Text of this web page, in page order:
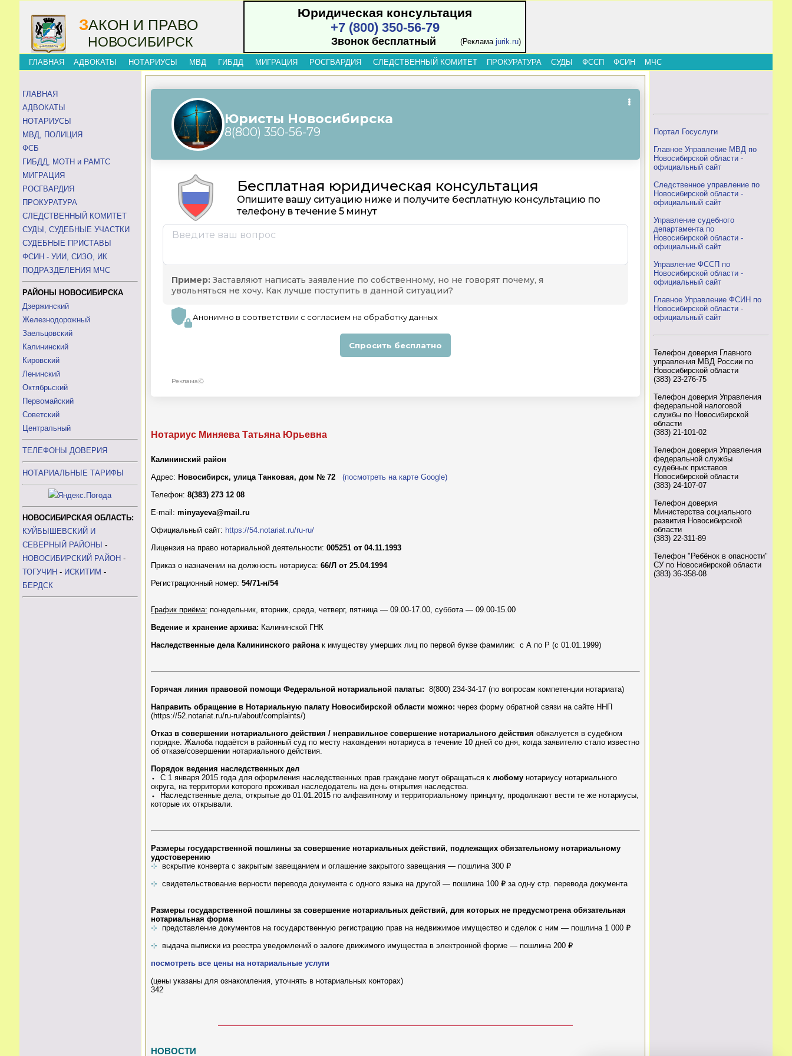
ЗАКОН И ПРАВО
НОВОСИБИРСК
Юридическая консультация
+7 (800) 350-56-79
Звонок бесплатный (Реклама jurik.ru)
ГЛАВНАЯ АДВОКАТЫ НОТАРИУСЫ МВД ГИБДД МИГРАЦИЯ РОСГВАРДИЯ СЛЕДСТВЕННЫЙ КОМИТЕТ ПРОКУРАТУРА СУДЫ ФССП ФСИН МЧС
ГЛАВНАЯ
АДВОКАТЫ
НОТАРИУСЫ
МВД, ПОЛИЦИЯ
ФСБ
ГИБДД, МОТН и РАМТС
МИГРАЦИЯ
РОСГВАРДИЯ
ПРОКУРАТУРА
СЛЕДСТВЕННЫЙ КОМИТЕТ
СУДЫ, СУДЕБНЫЕ УЧАСТКИ
СУДЕБНЫЕ ПРИСТАВЫ
ФСИН - УИИ, СИЗО, ИК
ПОДРАЗДЕЛЕНИЯ МЧС
РАЙОНЫ НОВОСИБИРСКА
Дзержинский
Железнодорожный
Заельцовский
Калининский
Кировский
Ленинский
Октябрьский
Первомайский
Советский
Центральный
ТЕЛЕФОНЫ ДОВЕРИЯ
НОТАРИАЛЬНЫЕ ТАРИФЫ
НОВОСИБИРСКАЯ ОБЛАСТЬ:
КУЙБЫШЕВСКИЙ И
СЕВЕРНЫЙ РАЙОНЫ -
НОВОСИБИРСКИЙ РАЙОН -
ТОГУЧИН - ИСКИТИМ -
БЕРДСК
Нотариус Миняева Татьяна Юрьевна
Калининский район
Адрес: Новосибирск, улица Танковая, дом № 72
(посмотреть на карте Google)
Телефон: 8(383) 273 12 08
E-mail: minyayeva@mail.ru
Официальный сайт: https://54.notariat.ru/ru-ru/
Лицензия на право нотариальной деятельности: 005251 от 04.11.1993
Приказ о назначении на должность нотариуса: 66/Л от 25.04.1994
Регистрационный номер: 54/71-н/54
График приёма: понедельник, вторник, среда, четверг, пятница — 09.00-17.00, суббота — 09.00-15.00
Ведение и хранение архива: Калининской ГНК
Наследственные дела Калининского районак имуществу умерших лиц по первой букве фамилии: с А по Р (с 01.01.1999)
Горячая линия правовой помощи Федеральной нотариальной палаты: 8(800) 234-34-17 (по вопросам компетенции нотариата)
Направить обращение в Нотариальную палату Новосибирской области можно: через форму обратной связи на сайте ННП
(https://52.notariat.ru/ru-ru/about/complaints/)
Отказ в совершении нотариального действия / неправильное совершение нотариального действия обжалуется в судебном
порядке. Жалоба подаётся в районный суд по месту нахождения нотариуса в течение 10 дней со дня, когда заявителю стало известно
об отказе/совершении нотариального действия.
Порядок ведения наследственных дел
⬩ С 1 января 2015 года для оформления наследственных прав граждане могут обращаться к любому нотариусу нотариального
округа, на территории которого проживал наследодатель на день открытия наследства.
⬩ Наследственные дела, открытые до 01.01.2015 по алфавитному и территориальному принципу, продолжают вести те же нотариусы,
которые их открывали.
Размеры государственной пошлины за совершение нотариальных действий, подлежащих обязательному нотариальному
удостоверению
⊹ вскрытие конверта с закрытым завещанием и оглашение закрытого завещания — пошлина 300 ₽
⊹ свидетельствование верности перевода документа с одного языка на другой — пошлина 100 ₽ за одну стр. перевода документа
Размеры государственной пошлины за совершение нотариальных действий, для которых не предусмотрена обязательная
нотариальная форма
⊹ представление документов на государственную регистрацию прав на недвижимое имущество и сделок с ним — пошлина 1 000 ₽
⊹ выдача выписки из реестра уведомлений о залоге движимого имущества в электронной форме — пошлина 200 ₽
посмотреть все цены на нотариальные услуги
(цены указаны для ознакомления, уточнять в нотариальных конторах)
342
НОВОСТИ
Портал Госуслуги
Главное Управление МВД по
Новосибирской области -
официальный сайт
Следственное управление по
Новосибирской области -
официальный сайт
Управление судебного
департамента по
Новосибирской области -
официальный сайт
Управление ФССП по
Новосибирской области -
официальный сайт
Главное Управление ФСИН по
Новосибирской области -
официальный сайт
Телефон доверия Главного
управления МВД России по
Новосибирской области
(383) 23-276-75
Телефон доверия Управления
федеральной налоговой
службы по Новосибирской
области
(383) 21-101-02
Телефон доверия Управления
федеральной службы
судебных приставов
Новосибирской области
(383) 24-107-07
Телефон доверия
Министерства социального
развития Новосибирской
области
(383) 22-311-89
Телефон "Ребёнок в опасности"
СУ по Новосибирской области
(383) 36-358-08